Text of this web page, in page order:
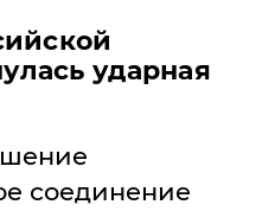
ударная
соединение